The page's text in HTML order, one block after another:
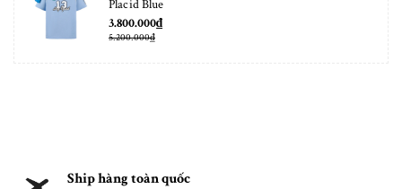
Placid Blue
3.800.000₫
5.200.000₫
Ship hàng toàn quốc